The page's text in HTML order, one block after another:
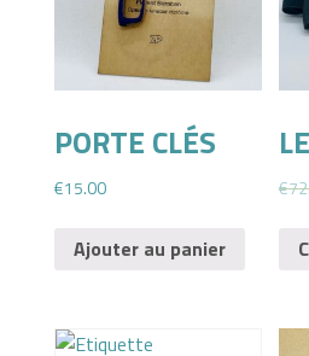
PORTE CLÉS
€15.00
Ajouter au panier
€